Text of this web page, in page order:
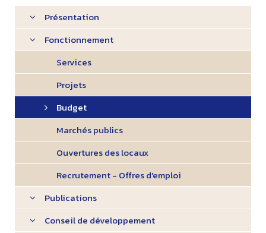
Présentation
Fonctionnement
Services
Projets
Budget
Marchés publics
Ouvertures des locaux
Recrutement - Offres d'emploi
Publications
Conseil de développement